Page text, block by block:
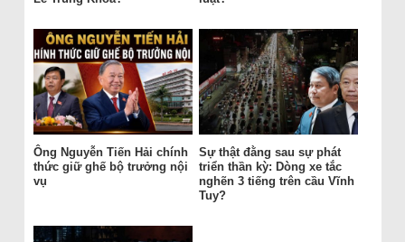
Ông Nguyễn Tiến Hải chính
thức giữ ghế bộ trưởng nội
vụ
Sự thật đằng sau sự phát
triển thần kỳ: Dòng xe tắc
nghẽn 3 tiếng trên cầu Vĩnh
Tuy?